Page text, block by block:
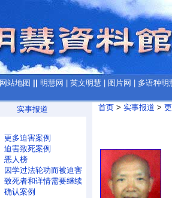
网站地图 明慧网 英文明慧 图片网 多语种明
实事报道
更多迫害案例
迫害致死案例
恶人榜
因学过法轮功而被迫害
致死者和详情需要继续
确认案例
首页 > 实事报道 >